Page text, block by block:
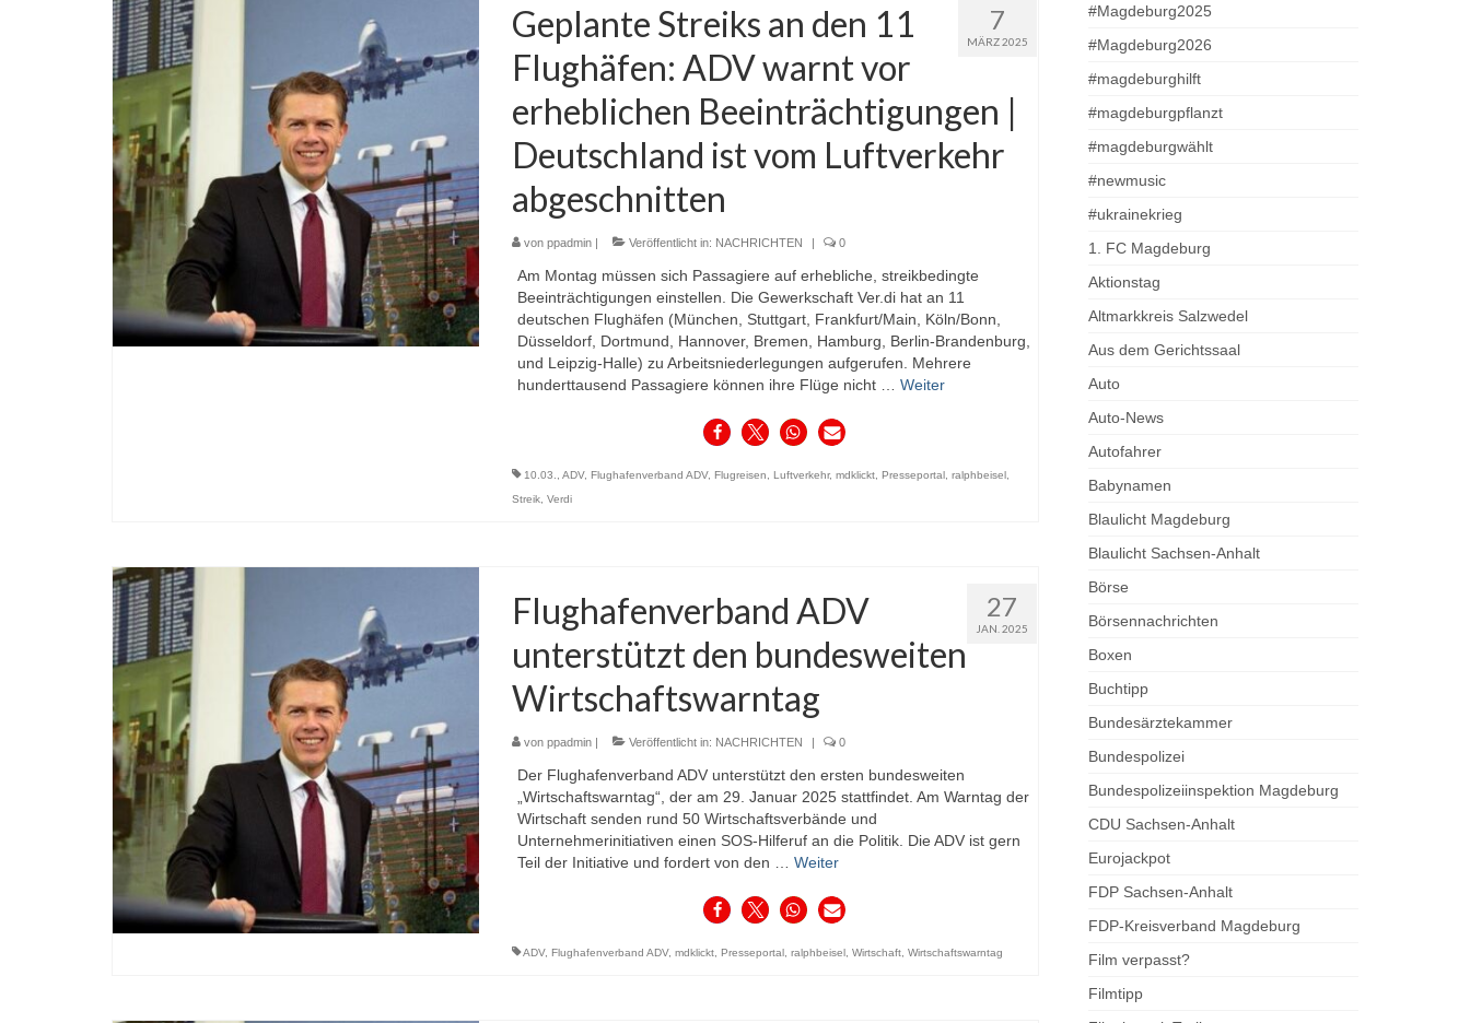
7
MÄRZ 2025
Geplante Streiks an den 11
Flughäfen: ADV warnt vor
erheblichen Beeinträchtigungen |
Deutschland ist vom Luftverkehr
abgeschnitten
von ppadmin| Veröffentlicht in: NACHRICHTEN | 0
Am Montag müssen sich Passagiere auf erhebliche, streikbedingte
Beeinträchtigungen einstellen. Die Gewerkschaft Ver.di hat an 11
deutschen Flughäfen (München, Stuttgart, Frankfurt/Main, Köln/Bonn,
Düsseldorf, Dortmund, Hannover, Bremen, Hamburg, Berlin-Brandenburg,
und Leipzig-Halle) zu Arbeitsniederlegungen aufgerufen. Mehrere
hunderttausend Passagiere können ihre Flüge nicht … Weiter
10.03. ADV, Flughafenverband ADV, Flugreisen Luftverkehr, mdklickt, Presseportal, ralphbeisel,
Streik, Verdi
27
JAN. 2025
Flughafenverband ADV
unterstützt den bundesweiten
Wirtschaftswarntag
von ppadmin| Veröffentlicht in: NACHRICHTEN | 0
Der Flughafenverband ADV unterstützt den ersten bundesweiten
„Wirtschaftswarntag“, der am 29. Januar 2025 stattfindet. Am Warntag der
Wirtschaft senden rund 50 Wirtschaftsverbände und
Unternehmerinitiativen einen SOS-Hilferuf an die Politik. Die ADV ist gern
Teil der Initiative und fordert von den … Weiter
ADV, Flughafenverband ADV, mdklickt, Presseportal, ralphbeisel, Wirtschaft, Wirtschaftswarntag
#Magdeburg2025
#Magdeburg2026
#magdeburghilft
#magdeburgpflanzt
#magdeburgwählt
#newmusic
#ukrainekrieg
1. FC Magdeburg
Aktionstag
Altmarkkreis Salzwedel
Aus dem Gerichtssaal
Auto
Auto-News
Autofahrer
Babynamen
Blaulicht Magdeburg
Blaulicht Sachsen-Anhalt
Börse
Börsennachrichten
Boxen
Buchtipp
Bundesärztekammer
Bundespolizei
Bundespolizeiinspektion Magdeburg
CDU Sachsen-Anhalt
Eurojackpot
FDP Sachsen-Anhalt
FDP-Kreisverband Magdeburg
Film verpasst?
Filmtipp